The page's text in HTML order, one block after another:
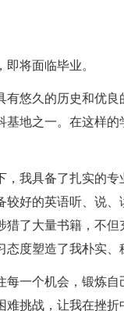
将面临毕业。
悠久的历史和优
地之一。在这样的
我具备了扎实的专
较好的英语听、说
了大量书籍，不
度塑造了我朴实、
一个机会，锻炼自
挑战，让我在挫折